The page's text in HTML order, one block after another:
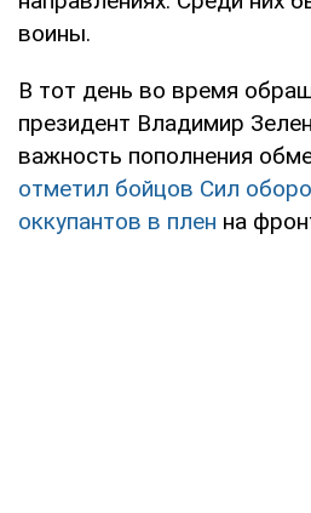
воины.
В тот день во время
президент Владимир
важность пополнения
отметил бойцов Сил
оккупантов в плен на